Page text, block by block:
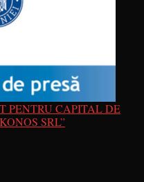
PENTRU CAPITAL DE
SRL”